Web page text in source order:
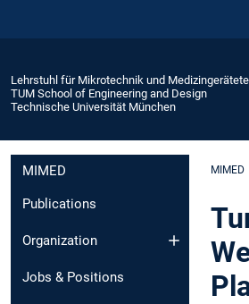
Lehrstuhl für Mikrotechnik und
TUM School of Engineering and Design
Technische Universität München
MIMED
Publications
Organization
Jobs & Positions
MIMED